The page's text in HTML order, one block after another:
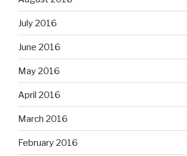
July 2016
June 2016
May 2016
April 2016
March 2016
February 2016